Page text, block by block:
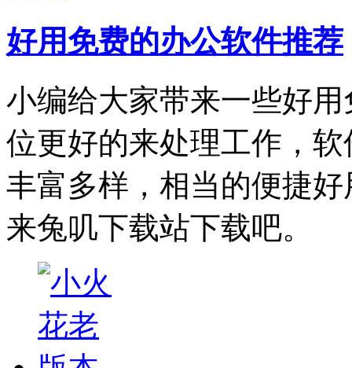
好用免费的办公软件推荐
小编给大家带来一些好
位更好的来处理工作，
丰富多样，相当的便捷
来兔叽下载站下载吧。